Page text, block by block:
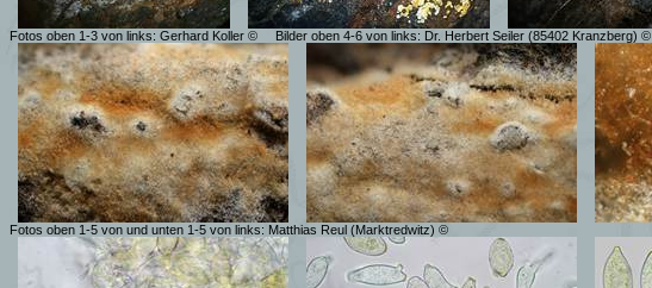
Fotos oben 1-3 von links: Gerhard Koller © Bilder oben 4-6 von links: Dr. Herbert Seiler (85402 Kranzberg) ©
Fotos oben 1-5 von und unten 1-5 von links: Matthias Reul (Marktredwitz) ©